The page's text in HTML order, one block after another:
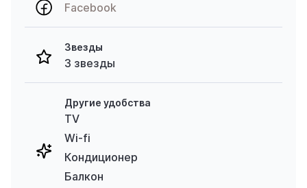
Facebook
Звезды
3 звезды
Другие удобства
TV
Wi-fi
Кондиционер
Балкон